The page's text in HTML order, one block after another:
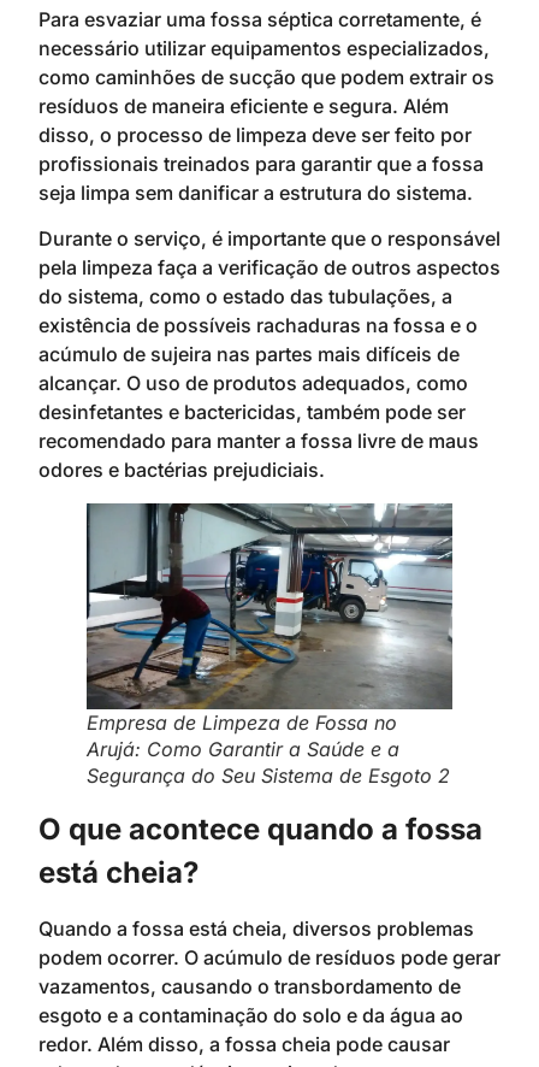
Para esvaziar uma fossa séptica corretamente, é
necessário utilizar equipamentos especializados,
como caminhões de sucção que podem extrair os
resíduos de maneira eficiente e segura. Além
disso, o processo de limpeza deve ser feito por
profissionais treinados para garantir que a fossa
seja limpa sem danificar a estrutura do sistema.
Durante o serviço, é importante que o responsável
pela limpeza faça a verificação de outros aspectos
do sistema, como o estado das tubulações, a
existência de possíveis rachaduras na fossa e o
acúmulo de sujeira nas partes mais difíceis de
alcançar. O uso de produtos adequados, como
desinfetantes e bactericidas, também pode ser
recomendado para manter a fossa livre de maus
odores e bactérias prejudiciais.
Empresa de Limpeza de Fossa no
Arujá: Como Garantir a Saúde e a
Segurança do Seu Sistema de Esgoto 2
O que acontece quando a fossa
está cheia?
Quando a fossa está cheia, diversos problemas
podem ocorrer. O acúmulo de resíduos pode gerar
vazamentos, causando o transbordamento de
esgoto e a contaminação do solo e da água ao
redor. Além disso, a fossa cheia pode causar